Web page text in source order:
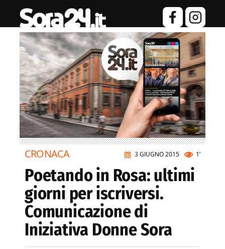
3 GIUGNO 2015 1’
CRONACA
Poetando in Rosa: ultimi
giorni per iscriversi.
Comunicazione di
Iniziativa Donne Sora